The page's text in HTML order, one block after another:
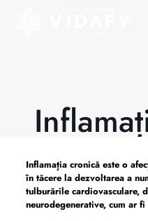
Inflamația cronică este o
în tăcere la dezvoltarea a
tulburările cardiovasculare,
neurodegenerative, cum ar